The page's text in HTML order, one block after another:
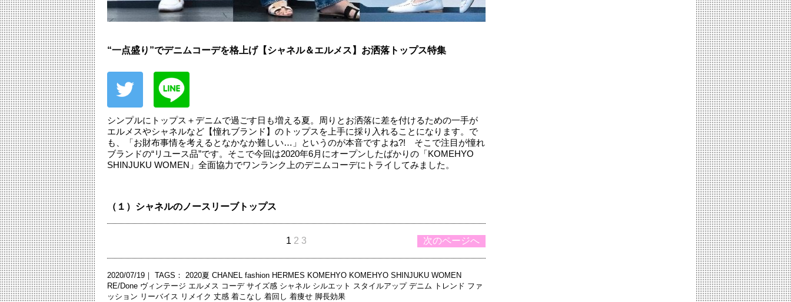
“一点盛り”でデニムコーデを格上げ【シャネル＆エルメス】お洒落トップス特集
シンプルにトップス＋デニムで過ごす日も増える夏。周りとお洒落に差を付けるための一手が
エルメスやシャネルなど【憧れブランド】のトップスを上手に採り入れることになります。で
も、「お財布事情を考えるとなかなか難しい…」というのが本音ですよね?! そこで注目が憧れ
ブランドの“リユース品”です。そこで今回は2020年6月にオープンしたばかりの「KOMEHYO
SHINJUKU WOMEN」全面協力でワンランク上のデニムコーデにトライしてみました。
（１）シャネルのノースリーブトップス
次のページへ
1 2 3
2020/07/19｜ TAGS： 2020夏 CHANEL fashion HERMES KOMEHYO KOMEHYO SHINJUKU WOMEN
RE/Done ヴィンテージ エルメス コーデ サイズ感 シャネル シルエット スタイルアップ デニム トレンド ファ
ッション リーバイス リメイク 丈感 着こなし 着回し 着痩せ 脚長効果